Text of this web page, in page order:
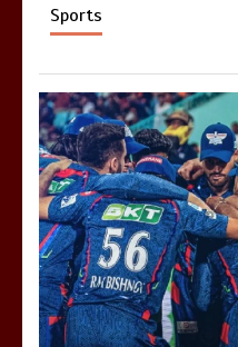
Sports